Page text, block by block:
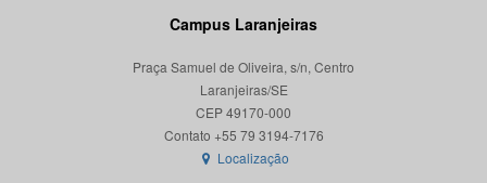
Campus Laranjeiras
Praça Samuel de Oliveira, s/n, Centro
Laranjeiras/SE
CEP 49170-000
Localização